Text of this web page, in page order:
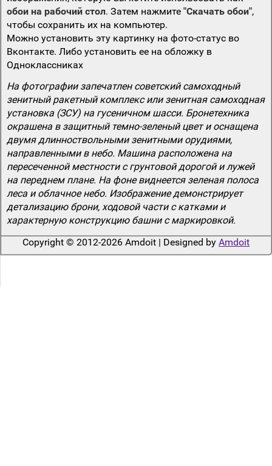
обои на рабочий стол. Затем нажмите "Скачать обои",
чтобы сохранить их на компьютер.
Можно установить эту картинку на фото-статус во
Вконтакте. Либо установить ее на обложку в
Одноклассниках
На фотографии запечатлен советский самоходный
зенитный ракетный комплекс или зенитная самоходная
установка (ЗСУ) на гусеничном шасси. Бронетехника
окрашена в защитный темно-зеленый цвет и оснащена
двумя длинноствольными зенитными орудиями,
направленными в небо. Машина расположена на
пересеченной местности с грунтовой дорогой и лужей
на переднем плане. На фоне виднеется зеленая полоса
леса и облачное небо. Изображение демонстрирует
детализацию брони, ходовой части с катками и
характерную конструкцию башни с маркировкой.
Copyright © 2012-2026 Amdoit | Designed by Amdoit